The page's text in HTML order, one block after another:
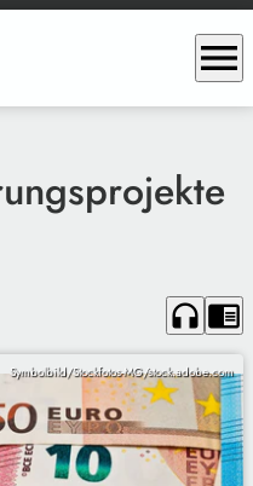
menu
headphones chrome_reader_mode
Symbolbild/Stockfotos-MG/stock.adobe.com